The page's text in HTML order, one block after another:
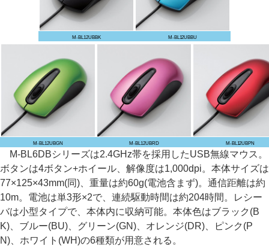
M-BL12UBBK M-BL12UBBU
M-BL12UBGN M-BL12UBRD M-BL12UBPN
M-BL6DBシリーズは2.4GHz帯を採用したUSB無線マウス。
ボタンは4ボタン+ホイール、解像度は1,000dpi。本体サイズは
77×125×43mm(同)、重量は約60g(電池含まず)。通信距離は約
10m。電池は単3形×2で、連続駆動時間は約204時間。レシー
バは小型タイプで、本体内に収納可能。本体色はブラック(B
K)、ブルー(BU)、グリーン(GN)、オレンジ(DR)、ピンク(P
N)、ホワイト(WH)の6種類が用意される。